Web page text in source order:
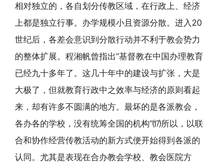
相对独立的，各自划分传教区域，在行政上、经济
上都是独立行事。办学规模小且资源分散。进入20
世纪后，各差会意识到分散行动并不利于教会势力
的整体扩展。程湘帆曾指出“基督教在中国办理教育
已经九十多年了。这几十年中的建设与扩张，大是
大极了，但就教育行政中之效率与经济的原则看起
来，却有许多不圆满的地方。最坏的是各派教会，
各办各的学校，没有统筹全国的机构”⒄所以，以联
合和协作经营传教活动的新方式便开始得到各派的
认同。尤其是表现在合办教会学校、教会医院方